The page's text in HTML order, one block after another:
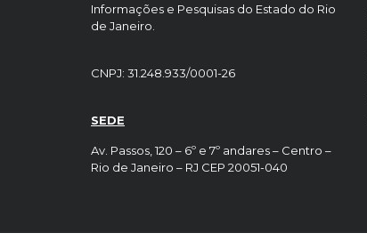
Informações e Pesquisas do Estado do Rio
de Janeiro.
CNPJ: 31.248.933/0001-26
SEDE
Av. Passos, 120 – 6º e 7º andares – Centro –
Rio de Janeiro – RJ CEP 20051-040